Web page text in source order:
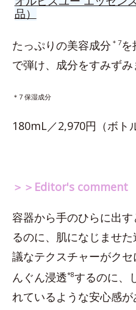
品）
たっぷりの美容成分 ＊7を
で弾け、成分をすみずみ
＊7 保湿成分
180mL／2,970円（ボト
＞＞Editor's comment
容器から手のひらに出す
るのに、肌になじませ
議なテクスチャーがク
んぐん浸透*8するのに、
れているような安心感が